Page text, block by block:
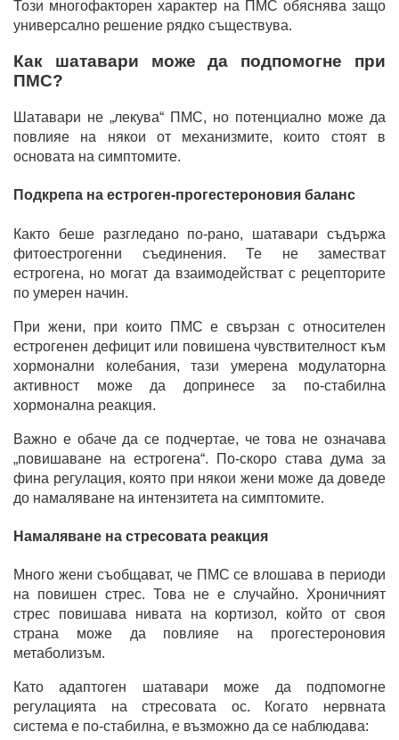
Този многофакторен характер на ПМС обяснява защо
универсално решение рядко съществува.
Как шатавари може да подпомогне при
ПМС?
Шатавари не „лекува“ ПМС, но потенциално може да
повлияе на някои от механизмите, които стоят в
основата на симптомите.
Подкрепа на естроген-прогестероновия баланс
Както беше разгледано по-рано, шатавари съдържа
фитоестрогенни съединения. Те не заместват
естрогена, но могат да взаимодействат с рецепторите
по умерен начин.
При жени, при които ПМС е свързан с относителен
естрогенен дефицит или повишена чувствителност към
хормонални колебания, тази умерена модулаторна
активност може да допринесе за по-стабилна
хормонална реакция.
Важно е обаче да се подчертае, че това не означава
„повишаване на естрогена“. По-скоро става дума за
фина регулация, която при някои жени може да доведе
до намаляване на интензитета на симптомите.
Намаляване на стресовата реакция
Много жени съобщават, че ПМС се влошава в периоди
на повишен стрес. Това не е случайно. Хроничният
стрес повишава нивата на кортизол, който от своя
страна може да повлияе на прогестероновия
метаболизъм.
Като адаптоген шатавари може да подпомогне
регулацията на стресовата ос. Когато нервната
система е по-стабилна, е възможно да се наблюдава: